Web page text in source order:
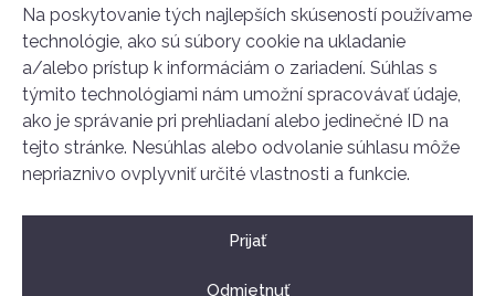
Na poskytovanie tých najlepších skúseností používame
technológie, ako sú súbory cookie na ukladanie
a/alebo prístup k informáciám o zariadení. Súhlas s
týmito technológiami nám umožní spracovávať údaje,
ako je správanie pri prehliadaní alebo jedinečné ID na
tejto stránke. Nesúhlas alebo odvolanie súhlasu môže
nepriaznivo ovplyvniť určité vlastnosti a funkcie.
Prijať
Odmietnuť
Kontakt
Stará tržnica
Nám. SNP 25
811 01 Bratislava
+421 907 834 314
ahoj@dobrovolnictvoba.sk